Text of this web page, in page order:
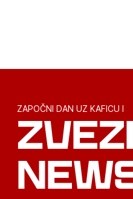
ZAPOČNI DAN UZ KAFICU I